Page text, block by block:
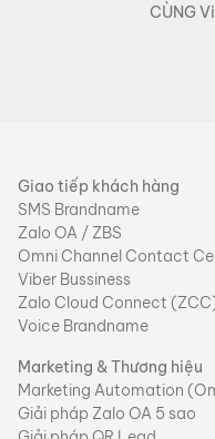
CÙNG
Giao tiếp khách hàng
SMS Brandname
Zalo OA / ZBS
Omni Channel Contact
Viber Bussiness
Zalo Cloud Connect
Voice Brandname
Marketing & Thương hiệu
Marketing Automation
Giải pháp Zalo OA 5 sao